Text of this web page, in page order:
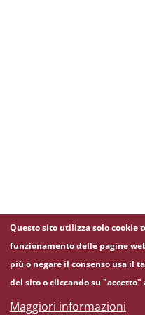
Questo sito utilizza solo cookie
funzionamento delle pagine
più o negare il consenso usa il
del sito o cliccando su
Maggiori informazioni